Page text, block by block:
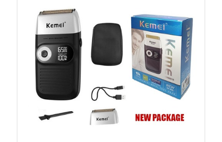
Waktu pengisian daya : 8 jam
Waktu kerja: 45 menit
Model: KM-2024
Warna: Hitam Kulit
Bahan: ABS + Logam